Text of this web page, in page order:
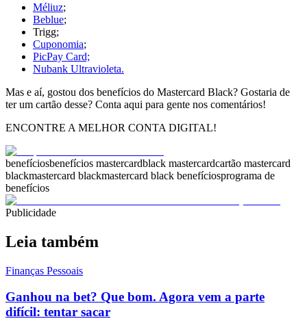
Méliuz;
Beblue;
Trigg;
Cuponomia;
PicPay Card;
Nubank Ultravioleta.
Mas e aí, gostou dos benefícios do Mastercard Black? Gostaria de
ter um cartão desse? Conta aqui para gente nos comentários!
ENCONTRE A MELHOR CONTA DIGITAL!
benefíciosbenefícios mastercardblack mastercardcartão mastercard
blackmastercard blackmastercard black benefíciosprograma de
benefícios
Publicidade
Leia também
Finanças Pessoais
Ganhou na bet? Que bom. Agora vem a parte
difícil: tentar sacar